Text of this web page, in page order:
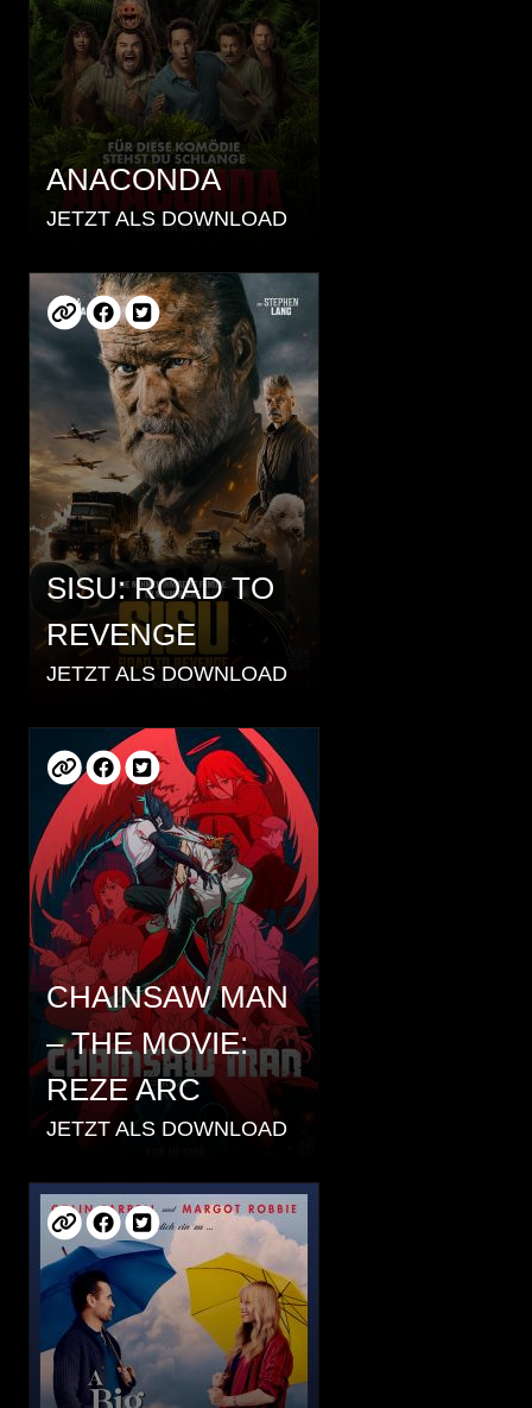
ANACONDA
JETZT ALS DOWNLOAD
SISU: ROAD TO
REVENGE
JETZT ALS DOWNLOAD
CHAINSAW MAN
– THE MOVIE:
REZE ARC
JETZT ALS DOWNLOAD